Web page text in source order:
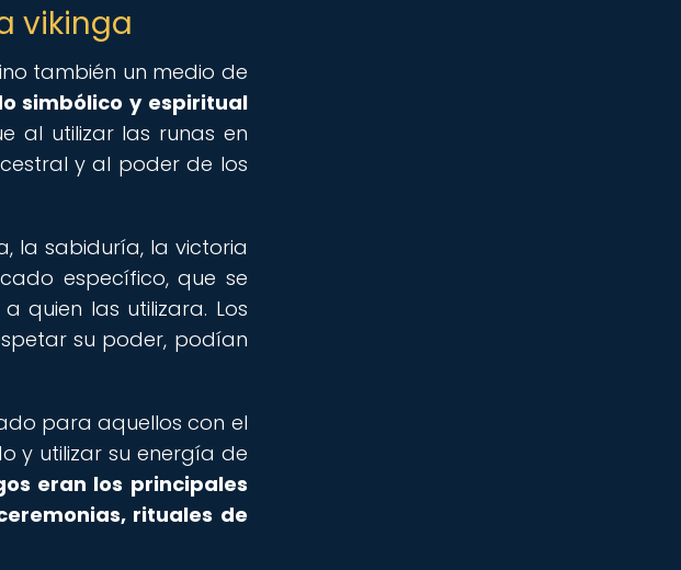
vikinga
también un medio de
simbólico y espiritual
al utilizar las runas en
y al poder de los
la sabiduría, la victoria
específico, que se
quien las utilizara. Los
su poder, podían
para aquellos con el
y utilizar su energía de
eran los principales
rituales de